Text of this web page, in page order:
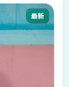
最新